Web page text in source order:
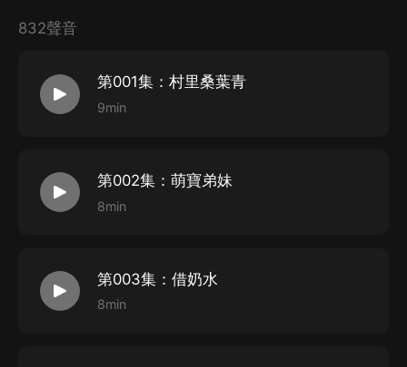
chizong遲總 飾：倪重陽
KK卓瑪 飾：楊二丫/ 何湘捷/ 謝太婆 等
楓葉花開中 飾：林安夜
天女木蘭君 飾：謝運/ 鐵牛 等
閒來且聽 飾：楊宗閏/ 陳桂明 等
霜序Shimo 飾：楊美丫/ 馬桐雲 等
蕭瑟一品紅 飾：吳志平/ 張草根 等
832聲音
第001集：村里桑葉青
9min
第002集：萌寶弟妹
8min
第003集：借奶水
8min